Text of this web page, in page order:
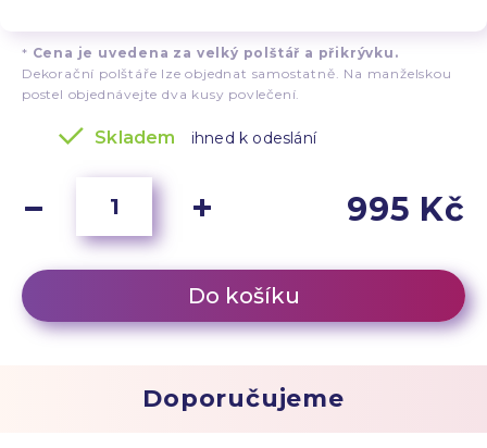
* Cena je uvedena za velký polštář a přikrývku.
Dekorační polštáře lze objednat samostatně. Na manželskou
postel objednávejte dva kusy povlečení.
Skladem ihned k odeslání
995 Kč
Do košíku
Doporučujeme